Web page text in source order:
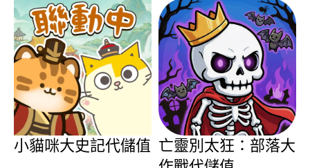
小貓咪大史記代儲值 亡靈別太狂：部落大